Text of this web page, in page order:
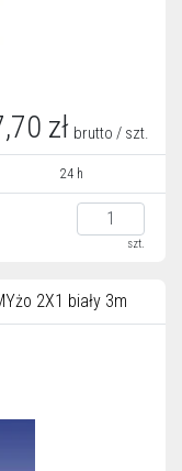
zł brutto / szt.
24 h
szt.
2X1 biały 3m